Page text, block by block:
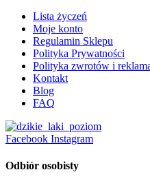
Lista życzeń
Moje konto
Regulamin Sklepu
Polityka Prywatności
Polityka zwrotów i
Kontakt
Blog
FAQ
Facebook Instagram
Odbiór osobisty